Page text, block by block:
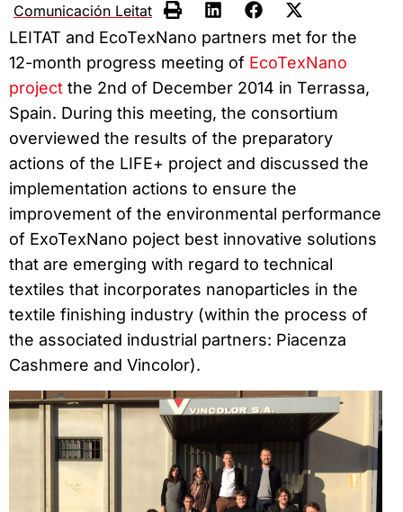
Comunicación Leitat
LEITAT and EcoTexNano partners met for the
12-month progress meeting of EcoTexNano
project the 2nd of December 2014 in Terrassa,
Spain. During this meeting, the consortium
overviewed the results of the preparatory
actions of the LIFE+ project and discussed the
implementation actions to ensure the
improvement of the environmental performance
of ExoTexNano poject best innovative solutions
that are emerging with regard to technical
textiles that incorporates nanoparticles in the
textile finishing industry (within the process of
the associated industrial partners: Piacenza
Cashmere and Vincolor).